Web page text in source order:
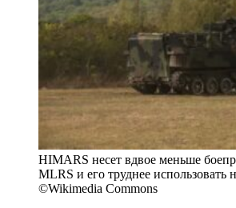
HIMARS несет вдвое меньше
MLRS и его труднее использовать
©Wikimedia Commons